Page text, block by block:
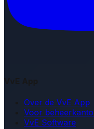
Over de VvE App
Voor
VvE Software